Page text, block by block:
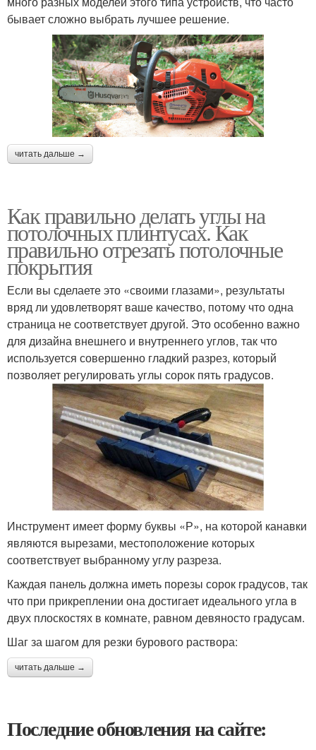
бывает сложно выбрать лучшее решение.
читать дальше →
Как правильно делать углы на
потолочных плинтусах. Как
правильно отрезать потолочные
покрытия
Если вы сделаете это «своими глазами», результаты
вряд ли удовлетворят ваше качество, потому что одна
страница не соответствует другой. Это особенно важно
для дизайна внешнего и внутреннего углов, так что
используется совершенно гладкий разрез, который
позволяет регулировать углы сорок пять градусов.
Инструмент имеет форму буквы «Р», на которой канавки
являются вырезами, местоположение которых
соответствует выбранному углу разреза.
Каждая панель должна иметь порезы сорок градусов, так
что при прикреплении она достигает идеального угла в
двух плоскостях в комнате, равном девяносто градусам.
Шаг за шагом для резки бурового раствора:
читать дальше →
Последние обновления на сайте: